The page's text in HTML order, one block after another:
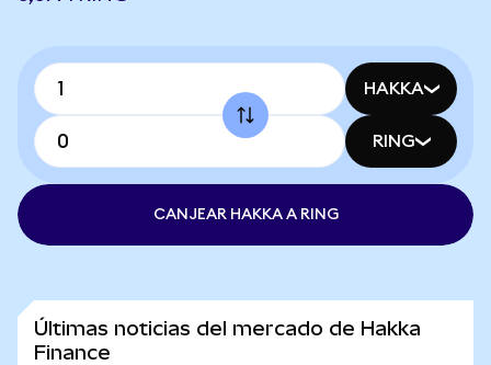
HAKKA
RING
CANJEAR HAKKA A RING
Últimas noticias del mercado de Hakka
Finance